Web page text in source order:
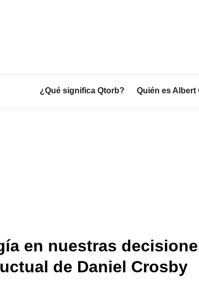
¿Qué significa Qtorb? Quién es Albert
en nuestras
de Daniel Crosby